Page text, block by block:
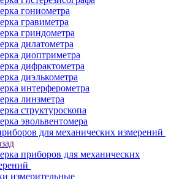
гониометра
гравиметра
гриндометра
дилатометра
диоптриметра
дифрактометра
диэлькометра
интерферометра
линзметра
структуроскопа
эвольвентомера
для механических измерений
приборов для механических
измерительные